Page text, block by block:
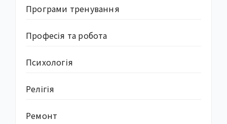
Програми тренування
Професія та робота
Психологія
Релігія
Ремонт